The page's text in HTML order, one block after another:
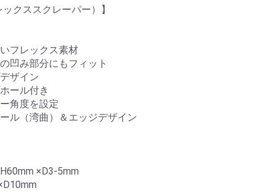
ックススクレーパー）】
フレックス素材
凹み部分にもフィット
ザイン
ール付き
角度を設定
ル（湾曲）＆エッジデザイン
×D3-5mm